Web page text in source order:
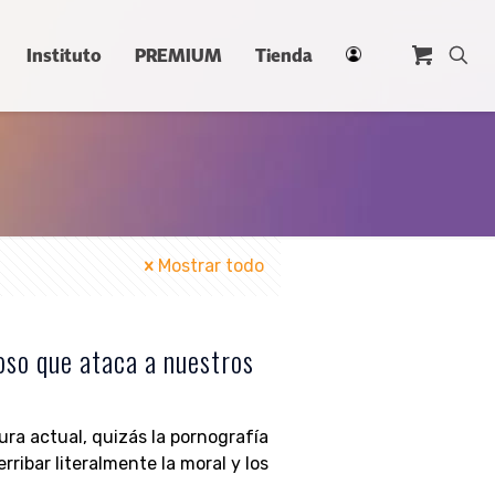
Instituto PREMIUM Tienda
Mostrar todo
que ataca a nuestros
actual, quizás la pornografía
literalmente la moral y los